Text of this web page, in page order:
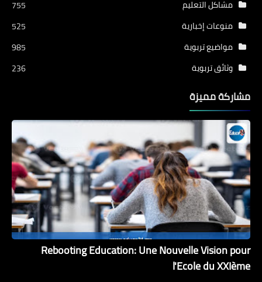
مشاكل التعليم
755
منوعات إخبارية
525
مواضيع تربوية
985
وثائق تربوية
236
مشاركة مميزة
Rebooting Education: Une Nouvelle Vision pour
l'Ecole du XXIème